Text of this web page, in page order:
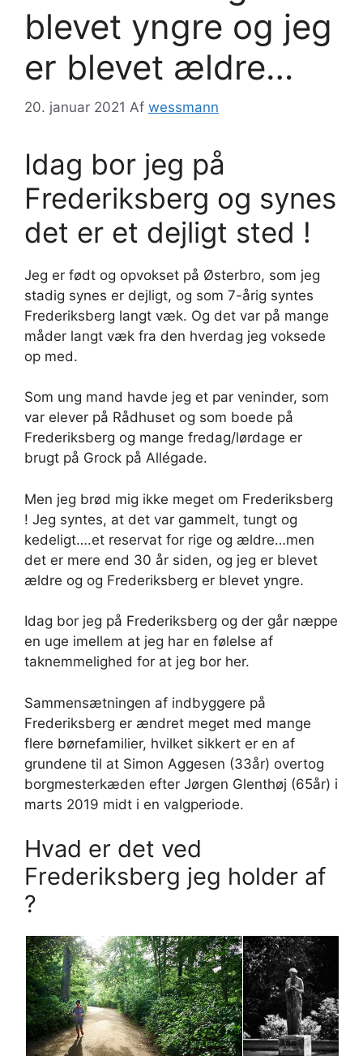
blevet yngre og jeg
er blevet ældre…
20. januar 2021 Af wessmann
Idag bor jeg på
Frederiksberg og synes
det er et dejligt sted !
Jeg er født og opvokset på Østerbro, som jeg
stadig synes er dejligt, og som 7-årig syntes
Frederiksberg langt væk. Og det var på mange
måder langt væk fra den hverdag jeg voksede
op med.
Som ung mand havde jeg et par veninder, som
var elever på Rådhuset og som boede på
Frederiksberg og mange fredag/lørdage er
brugt på Grock på Allégade.
Men jeg brød mig ikke meget om Frederiksberg
! Jeg syntes, at det var gammelt, tungt og
kedeligt….et reservat for rige og ældre…men
det er mere end 30 år siden, og jeg er blevet
ældre og og Frederiksberg er blevet yngre.
Idag bor jeg på Frederiksberg og der går næppe
en uge imellem at jeg har en følelse af
taknemmelighed for at jeg bor her.
Sammensætningen af indbyggere på
Frederiksberg er ændret meget med mange
flere børnefamilier, hvilket sikkert er en af
grundene til at Simon Aggesen (33år) overtog
borgmesterkæden efter Jørgen Glenthøj (65år) i
marts 2019 midt i en valgperiode.
Hvad er det ved
Frederiksberg jeg holder af
?